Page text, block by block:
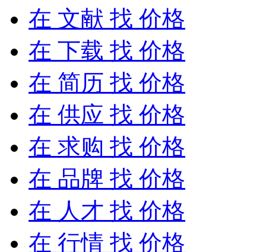
在 文献 找 价格
在 下载 找 价格
在 简历 找 价格
在 供应 找 价格
在 求购 找 价格
在 品牌 找 价格
在 人才 找 价格
在 行情 找 价格